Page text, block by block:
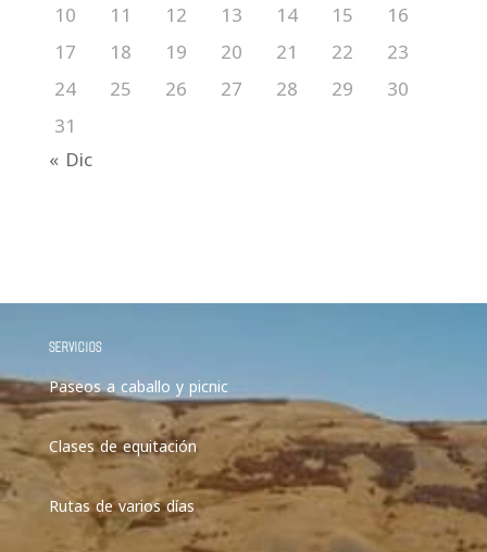
10
11 12 13 14 15
16
17
18 19 20 21 22
23
24
25 26 27 28 29
30
31
« Dic
SERVICIOS
Paseos a caballo y picnic
Clases de equitación
Rutas de varios días